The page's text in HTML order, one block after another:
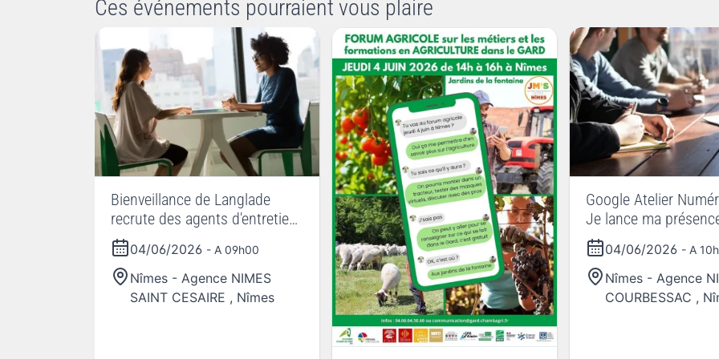
Ces événements pourraient vous plaire
Bienveillance de Langlade
recrute des agents d'entretien
et des aides à domicile :
postulez dès maintenant et
rejoignez une entreprise en pl
04/06/2026 - A 09h00
Nîmes - Agence NIMES
SAINT CESAIRE , Nîmes
Google Atelier
Je lance ma
sur les réseaux
et Je crée ma
les réseaux sociaux a
04/06/2026 - A
Nîmes - Agence
COURBESSAC ,